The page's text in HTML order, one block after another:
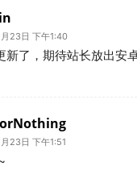
23日 下午1:40
新了，期待站长放出安
23日 下午1:51